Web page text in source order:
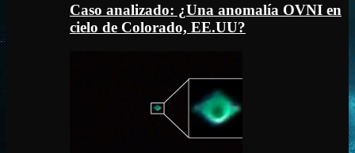
Caso analizado: ¿Una anomalía OVNI en
cielo de Colorado, EE.UU?